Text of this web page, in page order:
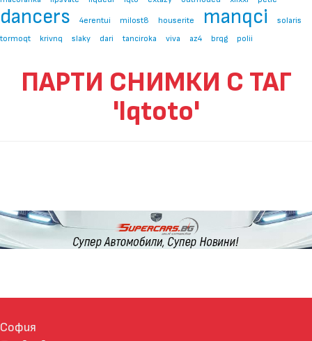
dancers 4erentui milost8 houserite manqci
solaris
tormoqt
krivnq slaky dari tanciroka viva az4 brqg polii
ПАРТИ СНИМКИ С ТАГ
'lqtoto'
София